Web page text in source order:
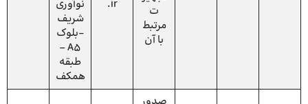
ت
مرتبط
با آن
.ir
نوآوری
شریف
-بلوک
A5 –
طبقه
همکف